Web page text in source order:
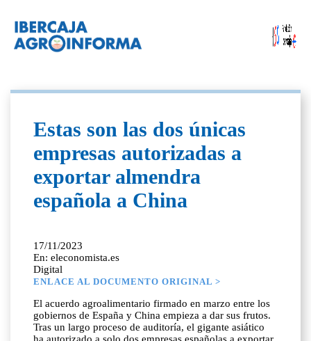
Estas son las dos únicas
empresas autorizadas a
exportar almendra
española a China
17/11/2023
En: eleconomista.es
Digital
ENLACE AL DOCUMENTO ORIGINAL >
El acuerdo agroalimentario firmado en marzo entre los
gobiernos de España y China empieza a dar sus frutos.
Tras un largo proceso de auditoría, el gigante asiático